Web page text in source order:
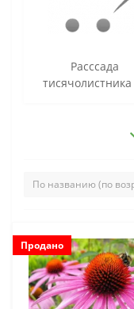
Расссада
тисячолистника
Продано